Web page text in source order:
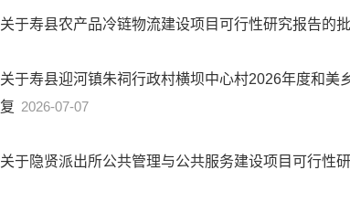
关于寿县农产品冷链物流建设项目可行性研究报告的
关于寿县迎河镇朱祠行政村横坝中心村2026年度和
复 2026-07-07
关于隐贤派出所公共管理与公共服务建设项目可行性